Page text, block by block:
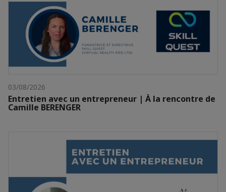
03/08/2026
Entretien avec un entrepreneur | À la rencontre de
Camille BERENGER